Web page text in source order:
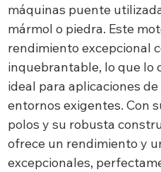
máquinas puente
mármol o piedra. Este
rendimiento excepcional
inquebrantable, lo que lo
ideal para aplicaciones
entornos exigentes. Con
polos y su robusta
ofrece un rendimiento y
excepcionales,